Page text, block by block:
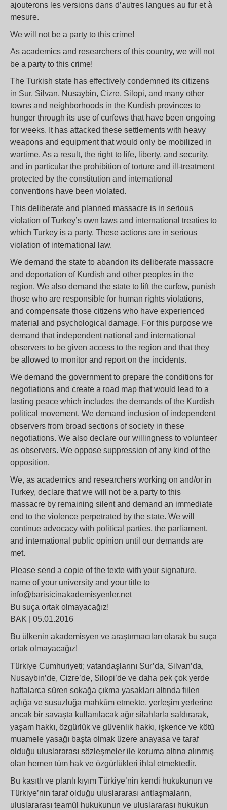
ajouterons les versions dans d’autres langues au fur et à
mesure.
We will not be a party to this crime!
As academics and researchers of this country, we will not
be a party to this crime!
The Turkish state has effectively condemned its citizens
in Sur, Silvan, Nusaybin, Cizre, Silopi, and many other
towns and neighborhoods in the Kurdish provinces to
hunger through its use of curfews that have been ongoing
for weeks. It has attacked these settlements with heavy
weapons and equipment that would only be mobilized in
wartime. As a result, the right to life, liberty, and security,
and in particular the prohibition of torture and ill-treatment
protected by the constitution and international
conventions have been violated.
This deliberate and planned massacre is in serious
violation of Turkey’s own laws and international treaties to
which Turkey is a party. These actions are in serious
violation of international law.
We demand the state to abandon its deliberate massacre
and deportation of Kurdish and other peoples in the
region. We also demand the state to lift the curfew, punish
those who are responsible for human rights violations,
and compensate those citizens who have experienced
material and psychological damage. For this purpose we
demand that independent national and international
observers to be given access to the region and that they
be allowed to monitor and report on the incidents.
We demand the government to prepare the conditions for
negotiations and create a road map that would lead to a
lasting peace which includes the demands of the Kurdish
political movement. We demand inclusion of independent
observers from broad sections of society in these
negotiations. We also declare our willingness to volunteer
as observers. We oppose suppression of any kind of the
opposition.
We, as academics and researchers working on and/or in
Turkey, declare that we will not be a party to this
massacre by remaining silent and demand an immediate
end to the violence perpetrated by the state. We will
continue advocacy with political parties, the parliament,
and international public opinion until our demands are
met.
Please send a copie of the texte with your signature,
name of your university and your title to
info@barisicinakademisyenler.net
Bu suça ortak olmayacağız!
BAK | 05.01.2016
Bu ülkenin akademisyen ve araştırmacıları olarak bu suça
ortak olmayacağız!
Türkiye Cumhuriyeti; vatandaşlarını Sur’da, Silvan’da,
Nusaybin’de, Cizre’de, Silopi’de ve daha pek çok yerde
haftalarca süren sokağa çıkma yasakları altında fiilen
açlığa ve susuzluğa mahkûm etmekte, yerleşim yerlerine
ancak bir savaşta kullanılacak ağır silahlarla saldırarak,
yaşam hakkı, özgürlük ve güvenlik hakkı, işkence ve kötü
muamele yasağı başta olmak üzere anayasa ve taraf
olduğu uluslararası sözleşmeler ile koruma altına alınmış
olan hemen tüm hak ve özgürlükleri ihlal etmektedir.
Bu kasıtlı ve planlı kıyım Türkiye’nin kendi hukukunun ve
Türkiye’nin taraf olduğu uluslararası antlaşmaların,
uluslararası teamül hukukunun ve uluslararası hukukun